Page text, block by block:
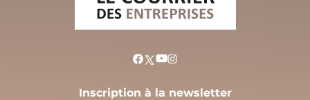
Inscription à la newsletter